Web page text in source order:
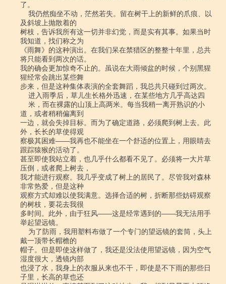
了。
及斜坡上抛散着的
树枝，告诉我所有这一切并非幻觉，而是实有其事。如果当时
我知道，找们称之为
《雨舞》的这种演出。在我们呆在禁猎区的整整十年里，总共
将只能看到两次的话。
我的确会更加惊奇不止的。虽说在大雨倾盆的时候，个别黑猩
猩经常会跳出某些舞
步来，但是这种集体表演的全套舞蹈，我总共只碰到过两次。
道，或者稍稍偏离到
一边，就会失掉目标。而为了确定道路，必须爬到树上去。此
外，长长的草使得观
察极其困难――我再也不能坐在一个舒适的位置上，用眼睛去
跟踪猿猴的活动了。
甚至即使我站立着，也几乎什么都看不见了。必须将一大片草
压倒，或者爬上树去，
我才能进行观察。我几乎变成了树上的居民了。尽管我对森林
非常热爱，但是这种
观察方式却难以使我满意。选择合适的树，折断那些妨碍观察
的树枝，要花去我很
多时间。此外，由于狂风――这是经常遇到的――我无法用手
举起望远镜。
戴一顶带长帽檐的
帽子。但是即使这样做了，我还是没法使用望远镜，因为空气
湿度很大，透镜内部
也浸了水，我身上的衣服从来也不干，即使是不下雨的那些日
子里，长高的草也还